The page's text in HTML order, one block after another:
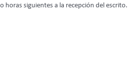
siguientes a la recepción del escrito.